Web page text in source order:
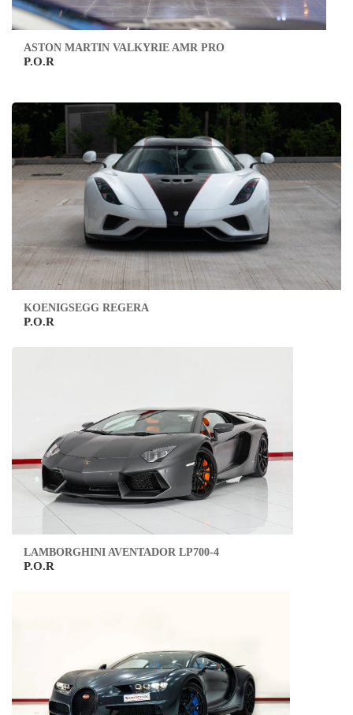
ASTON MARTIN VALKYRIE AMR PRO
P.O.R
KOENIGSEGG REGERA
P.O.R
LAMBORGHINI AVENTADOR LP700-4
P.O.R